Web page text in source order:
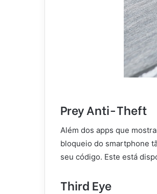
Prey Anti-Theft
Além dos apps que
bloqueio do smartphone
seu código. Este está
Third Eye